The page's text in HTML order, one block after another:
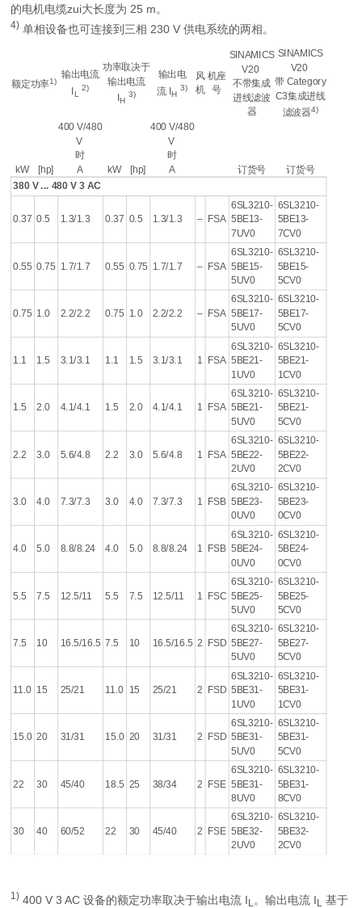
的电机电缆zui大长度为 25 m。
4) 单相设备也可连接到三相 230 V 供电系统的两相。
额定功率1)
输出电流
IL
2)
功率取决于
输出电流
IH
3)
输出电
流 IH
3)
风
机
机座
号
SINAMICS
V20
不带集成
进线滤波
器
SINAMICS
V20
带 Category
C3集成进线
滤波器4)
400 V/480
V
时
400 V/480
V
时
kW
[hp] A kW [hp] A 订货号
订货号
380 V ... 480 V 3 AC
0.37 0.5 1.3/1.3 0.37 0.5 1.3/1.3 – FSA
6SL3210-
5BE13-
7UV0
6SL3210-
5BE13-
7CV0
0.55 0.75 1.7/1.7 0.55 0.75 1.7/1.7 – FSA
6SL3210-
5BE15-
5UV0
6SL3210-
5BE15-
5CV0
0.75 1.0 2.2/2.2 0.75 1.0 2.2/2.2 – FSA
6SL3210-
5BE17-
5UV0
6SL3210-
5BE17-
5CV0
1.1 1.5 3.1/3.1 1.1 1.5 3.1/3.1 1 FSA
6SL3210-
5BE21-
1UV0
6SL3210-
5BE21-
1CV0
1.5 2.0 4.1/4.1 1.5 2.0 4.1/4.1 1 FSA
6SL3210-
5BE21-
5UV0
6SL3210-
5BE21-
5CV0
2.2 3.0 5.6/4.8 2.2 3.0 5.6/4.8 1 FSA
6SL3210-
5BE22-
2UV0
6SL3210-
5BE22-
2CV0
3.0 4.0 7.3/7.3 3.0 4.0 7.3/7.3 1 FSB
6SL3210-
5BE23-
0UV0
6SL3210-
5BE23-
0CV0
4.0 5.0 8.8/8.24 4.0 5.0 8.8/8.24 1 FSB
6SL3210-
5BE24-
0UV0
6SL3210-
5BE24-
0CV0
5.5 7.5 12.5/11 5.5 7.5 12.5/11 1 FSC
6SL3210-
5BE25-
5UV0
6SL3210-
5BE25-
5CV0
7.5 10 16.5/16.5 7.5 10 16.5/16.5 2 FSD
6SL3210-
5BE27-
5UV0
6SL3210-
5BE27-
5CV0
11.0 15 25/21 11.0 15 25/21 2 FSD
6SL3210-
5BE31-
1UV0
6SL3210-
5BE31-
1CV0
15.0 20 31/31 15.0 20 31/31 2 FSD
6SL3210-
5BE31-
5UV0
6SL3210-
5BE31-
5CV0
22 30 45/40 18.5 25 38/34 2 FSE
6SL3210-
5BE31-
8UV0
6SL3210-
5BE31-
8CV0
30 40 60/52 22 30 45/40 2 FSE
6SL3210-
5BE32-
2UV0
6SL3210-
5BE32-
2CV0
1) 400 V 3 AC 设备的额定功率取决于输出电流 IL 。输出电流 IL
基于